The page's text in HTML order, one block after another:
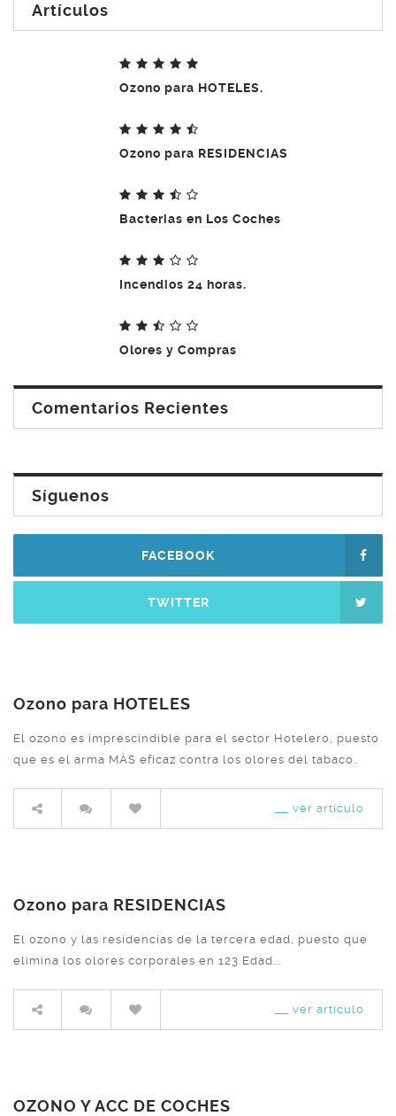
Artículos
Ozono para HOTELES.
Ozono para RESIDENCIAS
Bacterias en Los Coches
Incendios 24 horas.
Olores y Compras
Comentarios Recientes
Síguenos
FACEBOOK
TWITTER
Ozono para HOTELES
El ozono es imprescindible para el sector Hotelero, puesto
que es el arma MÁS eficaz contra los olores del tabaco..
ver artículo
Ozono para RESIDENCIAS
El ozono y las residencias de la tercera edad, puesto que
elimina los olores corporales en 123 Edad...
ver artículo
OZONO Y ACC DE COCHES